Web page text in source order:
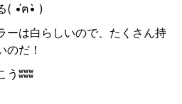
( •́ฅ•̀ )
ーは白らしいので、たくさん持
のだ！
うʬʬʬ